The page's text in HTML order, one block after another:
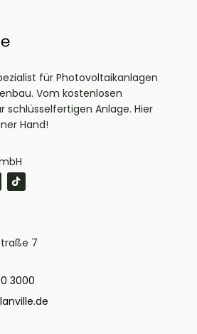
für Photovoltaikanlagen
Vom kostenlosen
schlüsselfertigen Anlage. Hier
Hand!
7
3000